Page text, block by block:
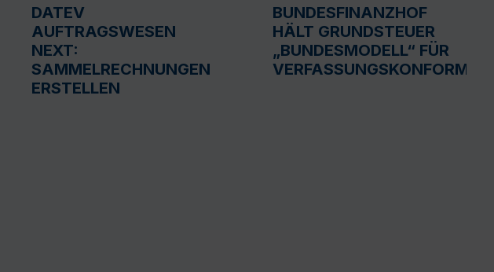
DATEV
AUFTRAGSWESEN
NEXT:
SAMMELRECHNUNGEN
ERSTELLEN
BUNDESFINANZHOF
HÄLT GRUNDSTEUER
„BUNDESMODELL“ FÜR
VERFASSUNGSKONFORM